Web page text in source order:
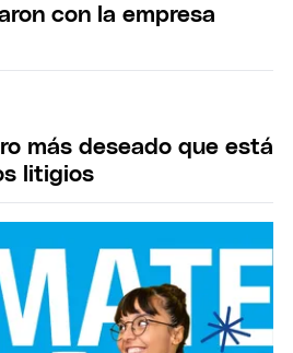
con la empresa
más deseado que está
litigios